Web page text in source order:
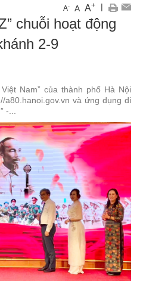
A- A A+ |
chuỗi hoạt động
2-9
Nam” của thành phố Hà Nội
a80.hanoi.gov.vn và ứng dụng di
-...